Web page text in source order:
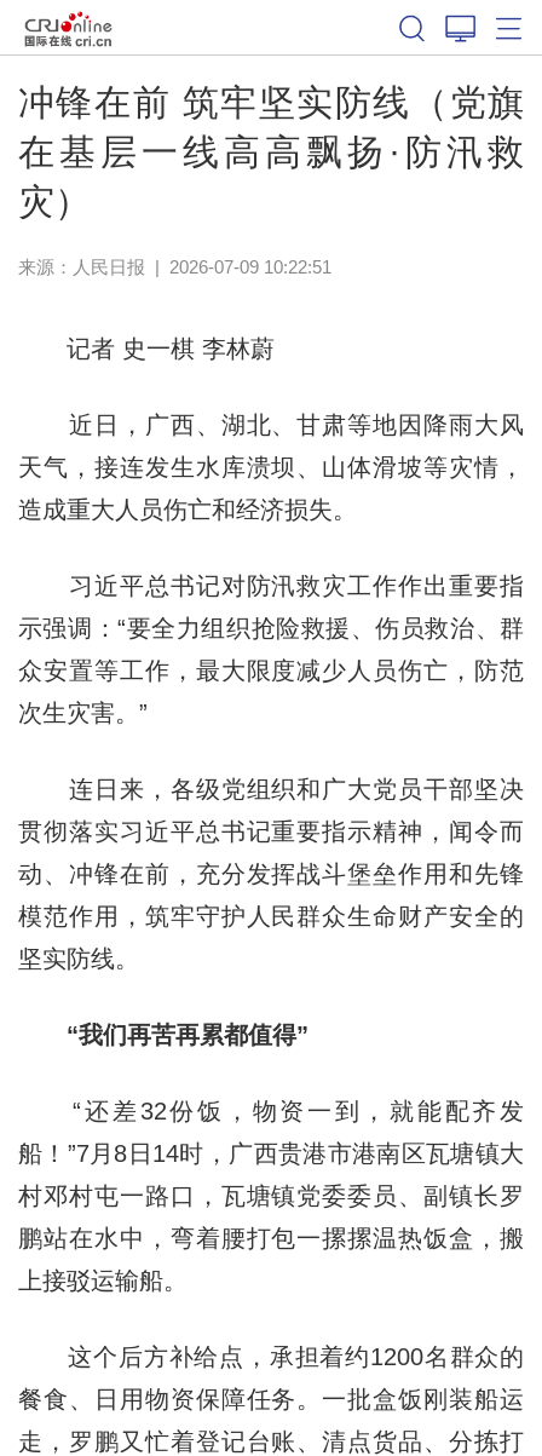
冲锋在前 筑牢坚实防线（党旗
在基层一线高高飘扬·防汛救
灾）
来源： 人民日报 | 2026-07-09 10:22:51
记者 史一棋 李林蔚
近日，广西、湖北、甘肃等地因降雨大风
天气，接连发生水库溃坝、山体滑坡等灾情，
造成重大人员伤亡和经济损失。
习近平总书记对防汛救灾工作作出重要指
示强调：“要全力组织抢险救援、伤员救治、群
众安置等工作，最大限度减少人员伤亡，防范
次生灾害。”
连日来，各级党组织和广大党员干部坚决
贯彻落实习近平总书记重要指示精神，闻令而
动、冲锋在前，充分发挥战斗堡垒作用和先锋
模范作用，筑牢守护人民群众生命财产安全的
坚实防线。
“我们再苦再累都值得”
“还差32份饭，物资一到，就能配齐发
船！”7月8日14时，广西贵港市港南区瓦塘镇大
村邓村屯一路口，瓦塘镇党委委员、副镇长罗
鹏站在水中，弯着腰打包一摞摞温热饭盒，搬
上接驳运输船。
这个后方补给点，承担着约1200名群众的
餐食、日用物资保障任务。一批盒饭刚装船运
走，罗鹏又忙着登记台账、清点货品、分拣打